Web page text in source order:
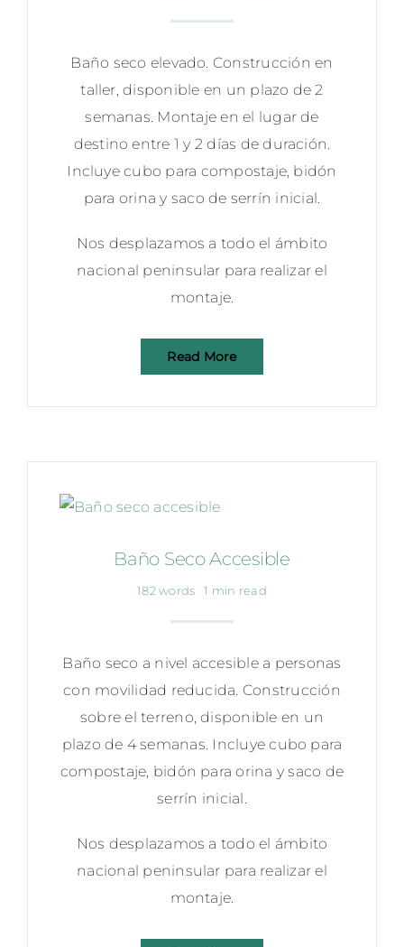
Baño seco elevado. Construcción en
taller, disponible en un plazo de 2
semanas. Montaje en el lugar de
destino entre 1 y 2 días de duración.
Incluye cubo para compostaje, bidón
para orina y saco de serrín inicial.
Nos desplazamos a todo el ámbito
nacional peninsular para realizar el
montaje.
Read More
Baño Seco Accesible
182 words 1 min read
Baño seco a nivel accesible a personas
con movilidad reducida. Construcción
sobre el terreno, disponible en un
plazo de 4 semanas. Incluye cubo para
compostaje, bidón para orina y saco de
serrín inicial.
Nos desplazamos a todo el ámbito
nacional peninsular para realizar el
montaje.